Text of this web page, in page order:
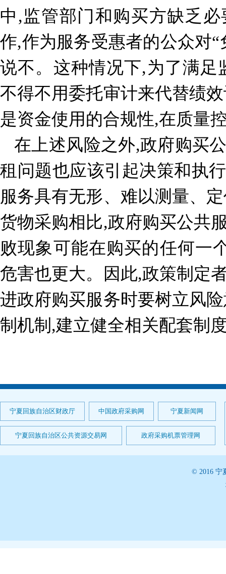
中,监管部门和购买方缺乏
作,作为服务受惠者的公众对
说不。这种情况下,为了满足
不得不用委托审计来代替绩
是资金使用的合规性,在质量
在上述风险之外,政府购买
租问题也应该引起决策和执
服务具有无形、难以测量、
货物采购相比,政府购买公共
败现象可能在购买的任何一
危害也更大。因此,政策制定
进政府购买服务时要树立风
制机制,建立健全相关配套制
宁夏回族自治区财政厅 中国政府采购网 宁夏新闻网
宁夏回族自治区公共资源交易网 政府采购机票管理网
© 2016 宁